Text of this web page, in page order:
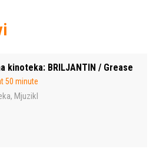
kinoteka: BRILJANTIN / Grease
50 minute
, Mjuzikl